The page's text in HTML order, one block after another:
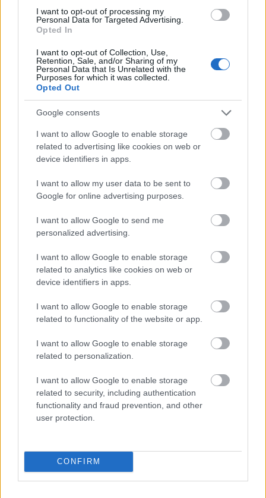
I want to opt-out of processing my
Personal Data for Targeted Advertising.
Opted In
I want to opt-out of Collection, Use,
Retention, Sale, and/or Sharing of my
Personal Data that Is Unrelated with the
Purposes for which it was collected.
Opted Out
Google consents
I want to allow Google to enable storage
related to advertising like cookies on web or
device identifiers in apps.
I want to allow my user data to be sent to
Google for online advertising purposes.
I want to allow Google to send me
personalized advertising.
I want to allow Google to enable storage
related to analytics like cookies on web or
device identifiers in apps.
I want to allow Google to enable storage
related to functionality of the website or app.
I want to allow Google to enable storage
related to personalization.
I want to allow Google to enable storage
related to security, including authentication
functionality and fraud prevention, and other
user protection.
CONFIRM
MAGYAR ÉPÍTŐK
paksi atomerőmű Paks II Paks II. Atomerőmű Zrt.
Paks II.: Mit jelent az 5. blokk új mérföldköve a
felülvizsgálat árnyékában?
kivitelezése, miközben a felülvizsgálat arra keresi a választ,
hogy a megváltozott gazdasági és geopolitikai környezetben
milyen feltételek mellett érdemes továbbvinni Magyarország
Elkészült a Liszt Ferenc repülőtér
közelében lévő logisztikai bázis út- és
közműhálózatának fejlesztése
Látlelet a hazai víziközművekről?
Egyetlen, fél évszázados vezetéken
múlt Bicske vízellátása
Épített öröksége megújításával is készül
Mohács a csata ötszázadik
évfordulójára